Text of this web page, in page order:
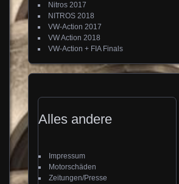
Nitros 2017
NITROS 2018
VW-Action 2017
VW Action 2018
VW-Action + FIA Finals
Alles andere
Impressum
Motorschäden
Zeitungen/Presse